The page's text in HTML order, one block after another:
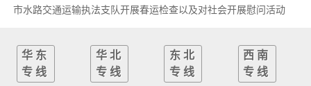
市水路交通运输执法支队开展春运检查以及对社会开展慰问活动
华东
专线
华北
专线
东北
专线
西南
专线